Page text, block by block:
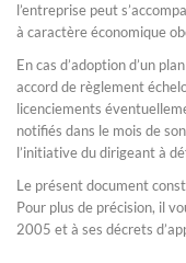
l’entreprise peut
à caractère économique
En cas d’adoption d’un
accord de règlement
licenciements
notifiés dans le mois de
l’initiative du dirigeant à
Le présent document
Pour plus de précision, il
2005 et à ses décrets